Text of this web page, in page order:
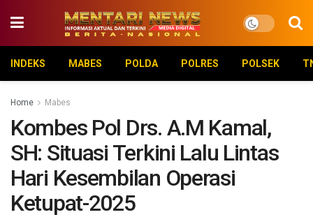
INDEKS MABES POLDA POLRES POLSEK
Home Mabes
Kombes Pol Drs. A.M Kamal,
SH: Situasi Terkini Lalu Lintas
Hari Kesembilan Operasi
Ketupat-2025